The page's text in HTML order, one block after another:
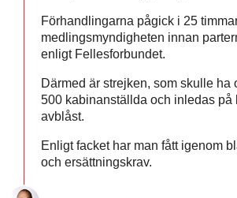
Förhandlingarna pågick i 25
medlingsmyndigheten innan
enligt Fellesforbundet.
Därmed är strejken, som skulle ha
500 kabinanställda och inledas på
avblåst.
Enligt facket har man fått igenom
och ersättningskrav.